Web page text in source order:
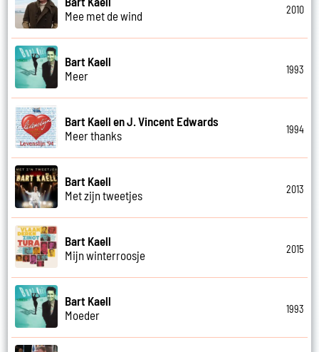
Mee met de wind
2010
Bart Kaell
Meer
1993
Bart Kaell en J. Vincent Edwards
Meer thanks
1994
Bart Kaell
Met zijn tweetjes
2013
Bart Kaell
Mijn winterroosje
2015
Bart Kaell
Moeder
1993